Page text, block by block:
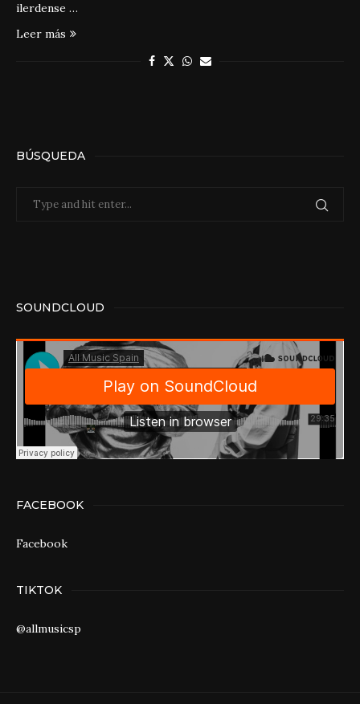
ilerdense …
Leer más
BÚSQUEDA
SOUNDCLOUD
FACEBOOK
Facebook
TIKTOK
@allmusicsp